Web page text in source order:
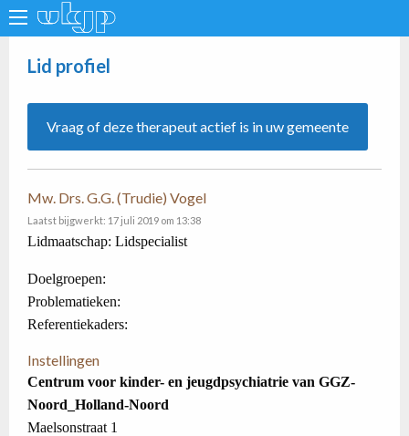
Lid profiel
Vraag of deze therapeut actief is in uw gemeente
Mw. Drs. G.G. (Trudie) Vogel
Laatst bijgwerkt: 17 juli 2019 om 13:38
Lidmaatschap: Lidspecialist
Doelgroepen:
Problematieken:
Referentiekaders:
Instellingen
Centrum voor kinder- en jeugdpsychiatrie van GGZ-
Noord_Holland-Noord
Maelsonstraat 1